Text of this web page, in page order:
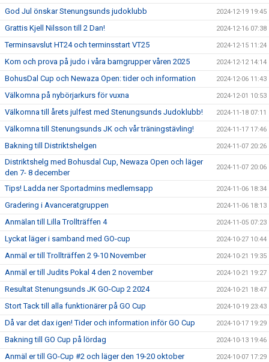
God Jul önskar Stenungsunds judoklubb 2024-12-19 19:45
Grattis Kjell Nilsson till 2 Dan! 2024-12-16 07:38
Terminsavslut HT24 och terminsstart VT25 2024-12-15 11:24
Kom och prova på judo i våra barngrupper våren 2025 2024-12-12 14:14
BohusDal Cup och Newaza Open: tider och information 2024-12-06 11:43
Välkomna på nybörjarkurs för vuxna 2024-12-01 10:53
Välkomna till årets julfest med Stenungsunds Judoklubb! 2024-11-18 07:11
Välkomna till Stenungsunds JK och vår träningstävling! 2024-11-17 17:46
Bakning till Distriktshelgen 2024-11-07 20:26
Distriktshelg med Bohusdal Cup, Newaza Open och läger
den 7- 8 december
2024-11-07 20:06
Tips! Ladda ner Sportadmins medlemsapp 2024-11-06 18:34
Gradering i Avanceratgruppen 2024-11-06 18:13
Anmälan till Lilla Trollträffen 4 2024-11-05 07:23
Lyckat läger i samband med GO-cup 2024-10-27 10:44
Anmäl er till Trollträffen 2 9-10 November 2024-10-21 19:35
Anmäl er till Judits Pokal 4 den 2 november 2024-10-21 19:27
Resultat Stenungsunds JK GO-Cup 2 2024 2024-10-21 18:47
Stort Tack till alla funktionärer på GO Cup 2024-10-19 23:43
Då var det dax igen! Tider och information inför GO Cup 2024-10-17 19:29
Bakning till GO Cup på lördag 2024-10-13 19:46
Anmäl er till GO-Cup #2 och läger den 19-20 oktober 2024-10-07 17:29